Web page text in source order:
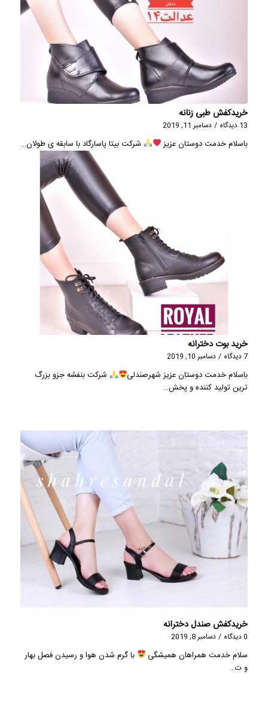
خریدکفش طبی زنانه
13 دیدگاه / دسامبر 11, 2019
باسلام خدمت دوستان عزيز شرکت بیتا پاسارگاد با سابقه ی طولان…
خرید بوت دخترانه
7 دیدگاه / دسامبر 10, 2019
باسلام خدمت دوستان عزیز شهرصندلی
شرکت بنفشه جزو بزرگ
ترین تولید کننده و پخش…
خریدکفش صندل دخترانه
0 دیدگاه / دسامبر 8, 2019
سلام خدمت همراهان همیشگی
با گرم شدن هوا و رسیدن فصل بهار
و ت…